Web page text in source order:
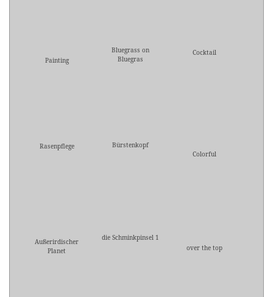
Painting
Bluegrass on
Bluegras
Cocktail
Rasenpflege
Bürstenkopf
Colorful
Außerirdischer
Planet
die Schminkpinsel 1
over the top